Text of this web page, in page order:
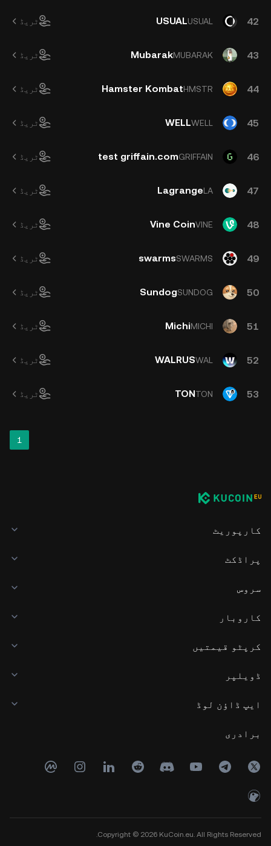
42
USUALUSUAL ٹریڈ
43
MubarakMUBARAK ٹریڈ
44
Hamster KombatHMSTR ٹریڈ
45
WELLWELL ٹریڈ
46
test griffain.comGRIFFAIN ٹریڈ
47
LagrangeLA ٹریڈ
48
Vine CoinVINE ٹریڈ
49
swarmsSWARMS ٹریڈ
50
SundogSUNDOG ٹریڈ
51
MichiMICHI ٹریڈ
52
WALRUSWAL ٹریڈ
53
TONTON ٹریڈ
1
کارپوریٹ
پراڈکٹ
سروس
کاروبار
کرپٹو قیمتیں
ڈویلپر
ایپ ڈاؤن لوڈ
برادری
Copyright © 2026 KuCoin.eu. All Rights Reserved.